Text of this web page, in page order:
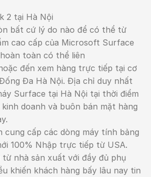
2 tại Hà Nội
bất cứ lý do nào để có thể từ
cao cấp của Microsoft Surface
toàn có thể liên
đến xem hàng trực tiếp tại cơ
Đa Hà Nội. Địa chỉ duy nhất
Surface tại Hà Nội tại thời điểm
doanh và buôn bán mặt hàng
cung cấp các dòng máy tính bảng
100% Nhập trực tiếp từ USA.
từ nhà sản xuất với đầy đủ phụ
khiến khách hàng bấy lâu nay tin